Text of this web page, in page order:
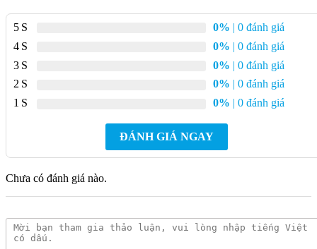
thước
W598 x D598 x H845 mm
Bảo hành
Máy rửa chén Malloca MDW14-S10TFT nổi bật với thiết kế
hiện đại, có thể lắp đặt độc lập hoặc âm tủ, phù hợp với nhiều
không gian bếp. Thân máy được làm từ chất liệu inox bền bỉ,
sáng bóng, có khả năng chống trầy xước và chống bám vân
tay, giữ cho máy luôn sạch đẹp.
5 0% | 0 đánh giá
4
0% | 0 đánh giá
3
0% | 0 đánh giá
2
0% | 0 đánh giá
1
0% | 0 đánh giá
ĐÁNH GIÁ NGAY
Chưa có đánh giá nào.